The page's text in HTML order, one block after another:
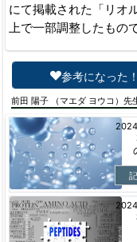
にて掲載された「リオ
上で一部調整したもので
参考になった！
前田 陽子 （マエダ ヨウコ）先